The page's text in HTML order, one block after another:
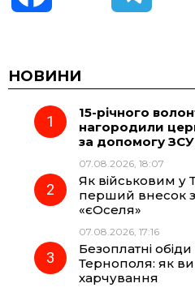
c
e
o
k
e
g
r
a
m
НОВИНИ
15-річного
нагородили
за допомогу ЗСУ
07.08.2026, 18:07
Як військовим у
перший внесок
«єОселя»
07.08.2026, 17:16
Безоплатні
Тернополя: як
харчування